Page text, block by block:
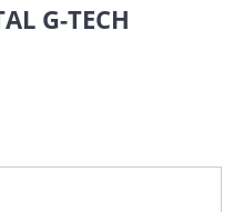
G-TECH